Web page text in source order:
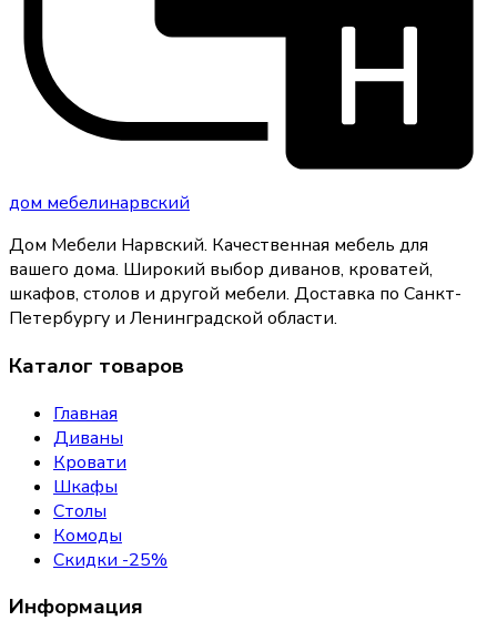
дом мебелинарвский
Дом Мебели Нарвский. Качественная мебель для
вашего дома. Широкий выбор диванов, кроватей,
шкафов, столов и другой мебели. Доставка по Санкт-
Петербургу и Ленинградской области.
Каталог товаров
Главная
Диваны
Кровати
Шкафы
Столы
Комоды
Скидки -25%
Информация